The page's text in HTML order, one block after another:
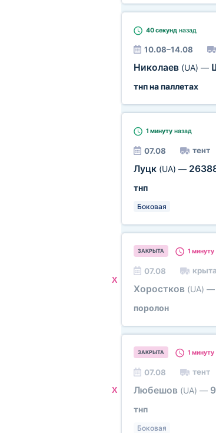
40 секундназад
10.08–14.08
Николаев (UA) —
тнп на паллетах
1 минутуназад
07.08 тент
Луцк (UA) —
тнп
Боковая
X
ЗАКРЫТА 1 минуту
07.08
Хоростков (UA) —
поролон
X
ЗАКРЫТА 1 минуту
07.08 тент
Любешов (UA) —
тнп
Боковая